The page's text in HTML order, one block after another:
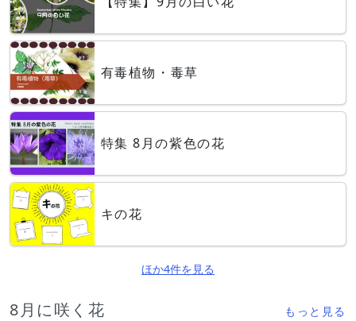
有毒植物・毒草
特集 8月の紫色の花
キの花
ほか4件を見る
8月に咲く花 もっと見る